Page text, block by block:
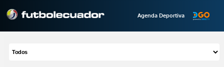
Agenda Deportiva